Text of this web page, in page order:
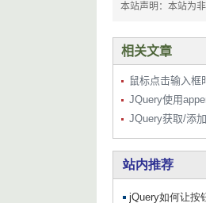
本站声明：本站为
相关文章
鼠标点击输入框
JQuery使用
JQuery获取/添